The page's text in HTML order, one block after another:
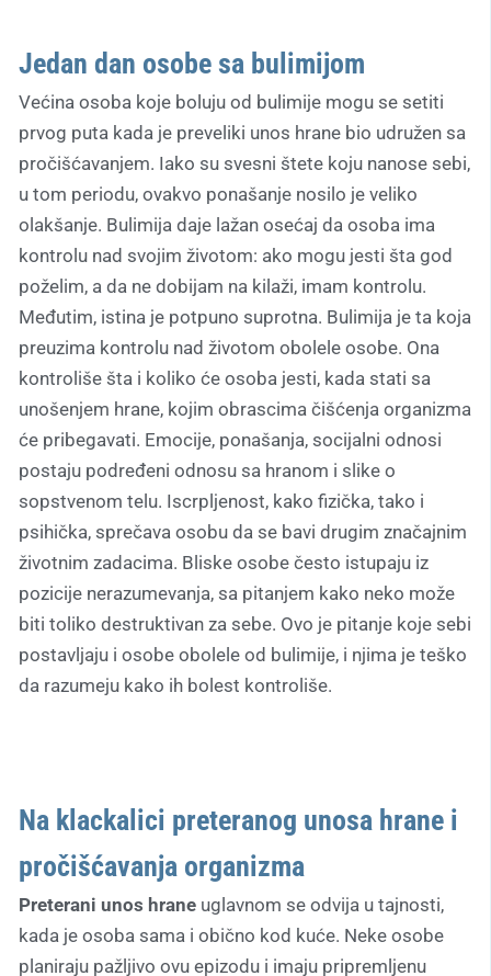
Jedan dan osobe sa bulimijom
Većina osoba koje boluju od bulimije mogu se setiti
prvog puta kada je preveliki unos hrane bio udružen sa
pročišćavanjem. Iako su svesni štete koju nanose sebi,
u tom periodu, ovakvo ponašanje nosilo je veliko
olakšanje. Bulimija daje lažan osećaj da osoba ima
kontrolu nad svojim životom: ako mogu jesti šta god
poželim, a da ne dobijam na kilaži, imam kontrolu.
Međutim, istina je potpuno suprotna. Bulimija je ta koja
preuzima kontrolu nad životom obolele osobe. Ona
kontroliše šta i koliko će osoba jesti, kada stati sa
unošenjem hrane, kojim obrascima čišćenja organizma
će pribegavati. Emocije, ponašanja, socijalni odnosi
postaju podređeni odnosu sa hranom i slike o
sopstvenom telu. Iscrpljenost, kako fizička, tako i
psihička, sprečava osobu da se bavi drugim značajnim
životnim zadacima. Bliske osobe često istupaju iz
pozicije nerazumevanja, sa pitanjem kako neko može
biti toliko destruktivan za sebe. Ovo je pitanje koje sebi
postavljaju i osobe obolele od bulimije, i njima je teško
da razumeju kako ih bolest kontroliše.
Na klackalici preteranog unosa hrane i
pročišćavanja organizma
Preterani unos hrane uglavnom se odvija u tajnosti,
kada je osoba sama i obično kod kuće. Neke osobe
planiraju pažljivo ovu epizodu i imaju pripremljenu